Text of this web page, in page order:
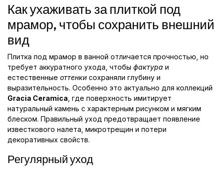
Как ухаживать за плиткой под
мрамор, чтобы сохранить внешний
вид
Плитка под мрамор в ванной отличается прочностью, но
требует аккуратного ухода, чтобы фактура и
естественные оттенки сохраняли глубину и
выразительность. Особенно это актуально для коллекций
Gracia Ceramica , где поверхность имитирует
натуральный камень с характерным рисунком и мягким
блеском. Правильный уход предотвращает появление
известкового налета, микротрещин и потери
декоративных свойств.
Регулярный уход